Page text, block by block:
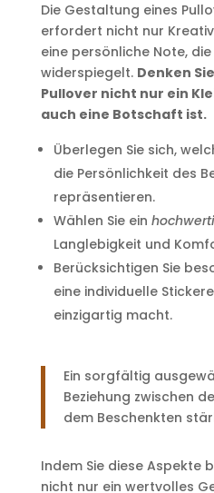
Die Gestaltung eines
erfordert nicht nur
eine persönliche Note,
widerspiegelt. Denken
Pullover nicht nur ein
auch eine Botschaft ist.
Überlegen Sie sich,
die Persönlichkeit des
repräsentieren.
Wählen Sie ein
Langlebigkeit und
Berücksichtigen Sie
eine individuelle
einzigartig macht.
Ein sorgfältig
Beziehung zwischen
dem Beschenkten
Indem Sie diese Aspekte
nicht nur ein wertvolles